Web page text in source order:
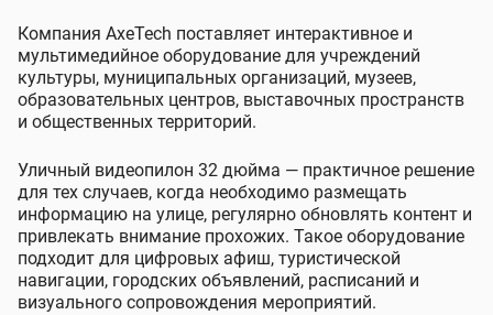
Компания AxeTech поставляет интерактивное и
мультимедийное оборудование для учреждений
культуры, муниципальных организаций, музеев,
образовательных центров, выставочных пространств
и общественных территорий.
Уличный видеопилон 32 дюйма — практичное решение
для тех случаев, когда необходимо размещать
информацию на улице, регулярно обновлять контент и
привлекать внимание прохожих. Такое оборудование
подходит для цифровых афиш, туристической
навигации, городских объявлений, расписаний и
визуального сопровождения мероприятий.